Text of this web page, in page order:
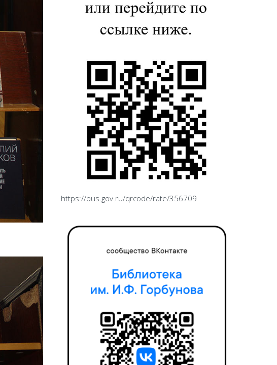
https://bus.gov.ru/qrcode/rate/356709